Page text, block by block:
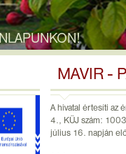
MAVIR -
A hivatal értesíti az
4., KÜJ szám:
július 16. napján